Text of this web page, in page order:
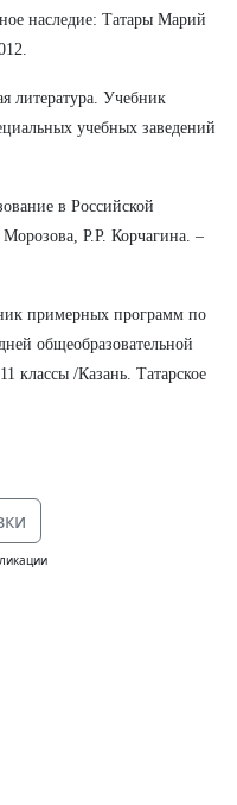
наследие: Татары Марий
литература. Учебник
учебных заведений
в Российской
Р.Р. Корчагина. –
примерных программ по
общеобразовательной
классы /Казань. Татарское